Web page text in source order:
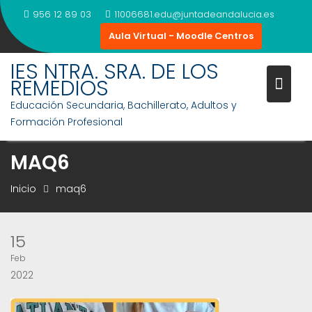
Saltar
al
contenido
956 12 89 03
11006681.edu@juntadeandalucia.es
Aula Virtual - Moodle Centros
IES NTRA. SRA. DE LOS
REMEDIOS
Educación Secundaria, Bachillerato, Adultos y
Formación Profesional
MAQ6
Inicio maq6
15
Feb
2022